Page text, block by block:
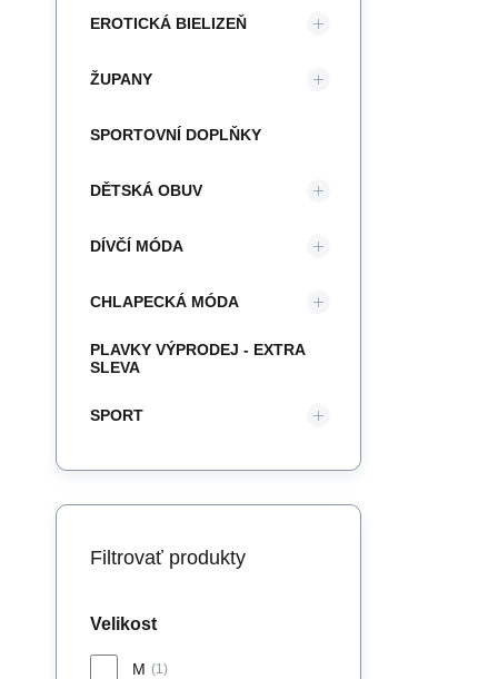
EROTICKÁ BIELIZEŇ
ŽUPANY
SPORTOVNÍ DOPLŇKY
DĚTSKÁ OBUV
DÍVČÍ MÓDA
CHLAPECKÁ MÓDA
PLAVKY VÝPRODEJ - EXTRA
SLEVA
SPORT
Filtrovať produkty
Velikost
M (1)